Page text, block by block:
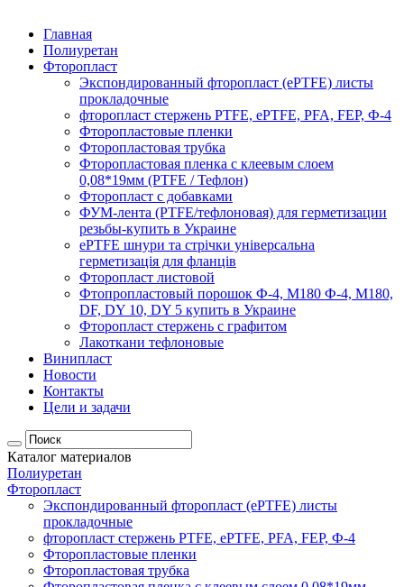
Главная
Полиуретан
Фторопласт
Экспондированный фторопласт (ePTFE) листы
прокладочные
фторопласт стержень PTFE, ePTFE, PFA, FEP, Ф-4
Фторопластовые пленки
Фторопластовая трубка
Фторопластовая пленка с клеевым слоем
0,08*19мм (PTFE / Тефлон)
Фторопласт с добавками
ФУМ-лента (PTFE/тефлоновая) для герметизации
резьбы-купить в Украине
ePTFE шнури та стрічки універсальна
герметизація для фланців
Фторопласт листовой
Фтопропластовый порошок Ф-4, М180 Ф-4, М180,
DF, DY 10, DY 5 купить в Украине
Фторопласт стержень с графитом
Лакоткани тефлоновые
Винипласт
Новости
Контакты
Цели и задачи
Каталог материалов
Полиуретан
Фторопласт
Экспондированный фторопласт (ePTFE) листы
прокладочные
фторопласт стержень PTFE, ePTFE, PFA, FEP, Ф-4
Фторопластовые пленки
Фторопластовая трубка